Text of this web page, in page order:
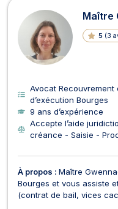
Maître
5 (3
Avocat
d’exécution Bourges
9 ans d’expérience
Accepte l’aide
créance - Saisie -
À propos : Maître
Bourges et vous assiste
(contrat de bail, vices